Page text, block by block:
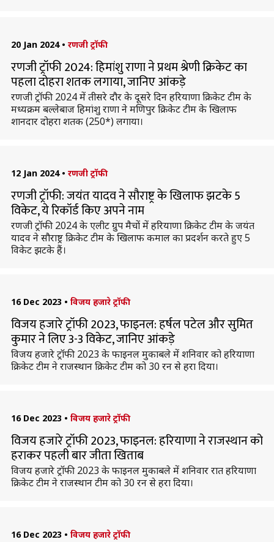
20 Jan 2024 • रणजी ट्रॉफी
रणजी ट्रॉफी 2024: हिमांशु राणा ने प्रथम श्रेणी क्रिकेट का
पहला दोहरा शतक लगाया, जानिए आंकड़े
रणजी ट्रॉफी 2024 में तीसरे दौर के दूसरे दिन हरियाणा क्रिकेट टीम के
मध्यक्रम बल्लेबाज हिमांशु राणा ने मणिपुर क्रिकेट टीम के खिलाफ
शानदार दोहरा शतक (250*) लगाया।
12 Jan 2024 • रणजी ट्रॉफी
रणजी ट्रॉफी: जयंत यादव ने सौराष्ट्र के खिलाफ झटके 5
विकेट, ये रिकॉर्ड किए अपने नाम
रणजी ट्रॉफी 2024 के एलीट ग्रुप मैचों में हरियाणा क्रिकेट टीम के जयंत
यादव ने सौराष्ट्र क्रिकेट टीम के खिलाफ कमाल का प्रदर्शन करते हुए 5
विकेट झटके हैं।
16 Dec 2023 • विजय हजारे ट्रॉफी
विजय हजारे ट्रॉफी 2023, फाइनल: हर्षल पटेल और सुमित
कुमार ने लिए 3-3 विकेट, जानिए आंकड़े
विजय हजारे ट्रॉफी 2023 के फाइनल मुकाबले में शनिवार को हरियाणा
क्रिकेट टीम ने राजस्थान क्रिकेट टीम को 30 रन से हरा दिया।
16 Dec 2023 • विजय हजारे ट्रॉफी
विजय हजारे ट्रॉफी 2023, फाइनल: हरियाणा ने राजस्थान को
हराकर पहली बार जीता खिताब
विजय हजारे ट्रॉफी 2023 के फाइनल मुकाबले में शनिवार रात हरियाणा
क्रिकेट टीम ने राजस्थान टीम को 30 रन से हरा दिया।
16 Dec 2023 • विजय हजारे ट्रॉफी